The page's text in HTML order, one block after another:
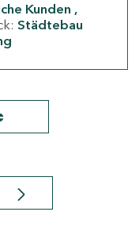
Kunden
Städtebau